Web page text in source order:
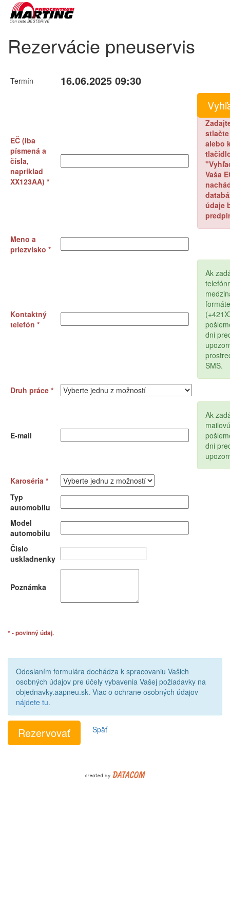
Rezervácie pneuservis
Termín 16.06.2025 09:30
EČ (iba
písmená a
čísla,
napríklad
XX123AA) *
stlačte
alebo
Vaša
údaje
Meno a
priezvisko *
Kontaktný
telefón *
Ak
formáte
dni
SMS.
Druh práce *
E-mail
Ak
dni
Karoséria *
Typ
automobilu
Model
automobilu
Číslo
uskladnenky
Poznámka
* - povinný údaj.
Odoslaním formulára dochádza k spracovaniu Vašich
osobných údajov pre účely vybavenia Vašej požiadavky na
objednavky.aapneu.sk. Viac o ochrane osobných údajov
nájdete tu.
Späť